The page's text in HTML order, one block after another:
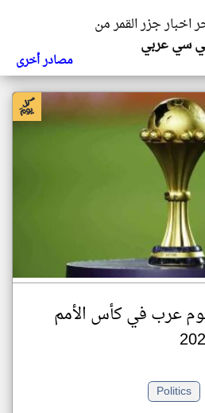
اخبار جزر القمر من
سي عربي
مصادر أخرى
7 نجوم عرب في كأس الأمم
Politics